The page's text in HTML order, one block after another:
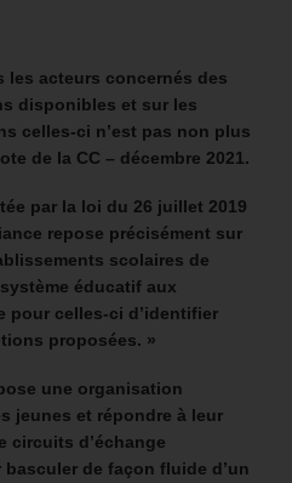
les acteurs concernés des
disponibles et sur les
celles-ci n’est pas non plus
de la CC – décembre 2021.
par la loi du 26 juillet 2019
repose précisément sur
scolaires de
éducatif aux
pour celles-ci d’identifier
proposées. »
une organisation
jeunes et répondre à leur
circuits d’échange
de façon fluide d’un